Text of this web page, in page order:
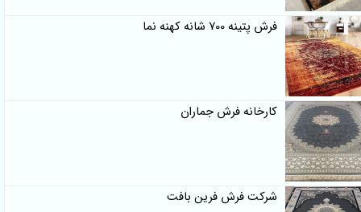
فرش پتینه 700 شانه کهنه نما
کارخانه فرش جماران
شرکت فرش فرین بافت